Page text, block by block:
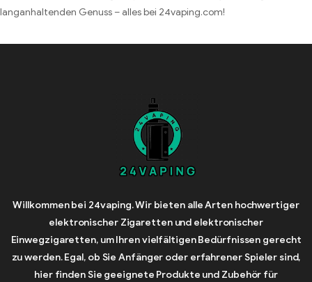
langanhaltenden Genuss – alles bei 24vaping.com!
Willkommen bei 24vaping. Wir bieten alle Arten hochwertiger
elektronischer Zigaretten und elektronischer
Einwegzigaretten, um Ihren vielfältigen Bedürfnissen gerecht
zu werden. Egal, ob Sie Anfänger oder erfahrener Spieler sind,
hier finden Sie geeignete Produkte und Zubehör für